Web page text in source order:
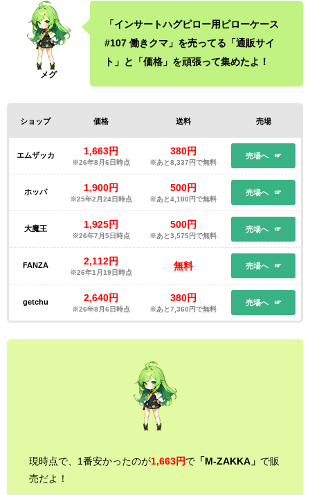
「インサートハグピロー用ピローケース
#107 働きクマ」を売ってる「通販サイ
ト」と「価格」を頑張って集めたよ！
ショップ 価格 送料 売場
エムザッカ 1,663円
※26年8月6日時点
380円
※あと8,337円で無料
売場へ
ホッパ 1,900円
※25年2月24日時点
500円
※あと4,100円で無料
売場へ
大魔王 1,925円
※26年7月5日時点
500円
※あと3,575円で無料
売場へ
FANZA 2,112円
※26年1月19日時点
無料 売場へ
getchu 2,640円
※26年8月6日時点
380円
※あと7,360円で無料
売場へ
現時点で、1番安かったのが1,663円で 「M-ZAKKA」 で販
売だよ！